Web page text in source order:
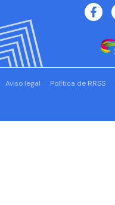
Aviso legal Política de RRSS